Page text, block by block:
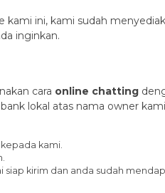
ini, kami sudah
inginkan.
cara online chatting
lokal atas nama owner kami
kami.
kirim dan anda sudah